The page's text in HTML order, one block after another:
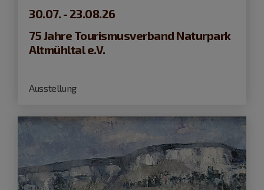
30.07. - 23.08.26
75 Jahre Tourismusverband Naturpark
Altmühltal e.V.
Ausstellung